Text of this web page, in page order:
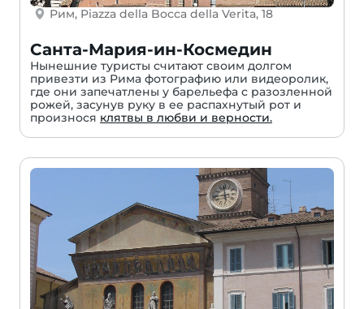
Рим, Piazza della Bocca della Verita, 18
Санта-Мария-ин-Космедин
Нынешние туристы считают своим долгом
привезти из Рима фотографию или видеоролик,
где они запечатлены у барельефа с разозленной
рожей, засунув руку в ее распахнутый рот и
произнося клятвы в любви и верности.